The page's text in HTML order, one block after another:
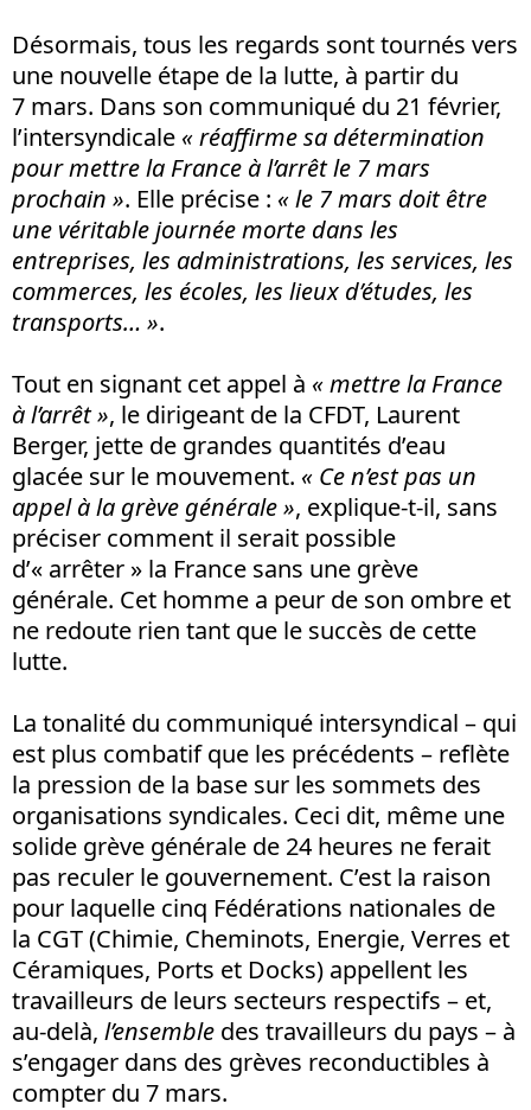
Désormais, tous les regards sont tournés vers
une nouvelle étape de la lutte, à partir du
7 mars. Dans son communiqué du 21 février,
l’intersyndicale « réaffirme sa détermination
pour mettre la France à l’arrêt le 7 mars
prochain ». Elle précise : « le 7 mars doit être
une véritable journée morte dans les
entreprises, les administrations, les services, les
commerces, les écoles, les lieux d’études, les
transports… ».
Tout en signant cet appel à « mettre la France
à l’arrêt », le dirigeant de la CFDT, Laurent
Berger, jette de grandes quantités d’eau
glacée sur le mouvement. « Ce n’est pas un
appel à la grève générale », explique-t-il, sans
préciser comment il serait possible
d’« arrêter » la France sans une grève
générale. Cet homme a peur de son ombre et
ne redoute rien tant que le succès de cette
lutte.
La tonalité du communiqué intersyndical – qui
est plus combatif que les précédents – reflète
la pression de la base sur les sommets des
organisations syndicales. Ceci dit, même une
solide grève générale de 24 heures ne ferait
pas reculer le gouvernement. C’est la raison
pour laquelle cinq Fédérations nationales de
la CGT (Chimie, Cheminots, Energie, Verres et
Céramiques, Ports et Docks) appellent les
travailleurs de leurs secteurs respectifs – et,
au-delà, l’ensemble des travailleurs du pays – à
s’engager dans des grèves reconductibles à
compter du 7 mars.